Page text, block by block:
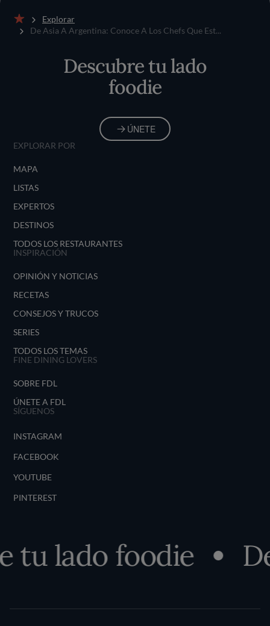
Inicio
Explorar
De Asia A Argentina: Conoce A Los Chefs Que Est...
Descubre tu lado
foodie
ÚNETE
EXPLORAR POR
MAPA
LISTAS
EXPERTOS
DESTINOS
TODOS LOS RESTAURANTES
INSPIRACIÓN
OPINIÓN Y NOTICIAS
RECETAS
CONSEJOS Y TRUCOS
SERIES
TODOS LOS TEMAS
FINE DINING LOVERS
SOBRE FDL
ÚNETE A FDL
SÍGUENOS
INSTAGRAM
FACEBOOK
YOUTUBE
PINTEREST
lado foodie